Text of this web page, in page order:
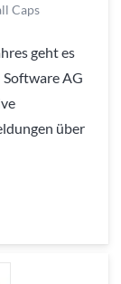
Caps
geht es
Software AG
über